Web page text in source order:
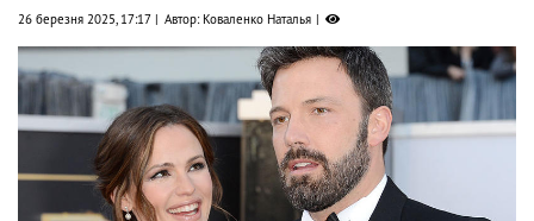
26 березня 2025, 17:17 Автор: Коваленко Наталья